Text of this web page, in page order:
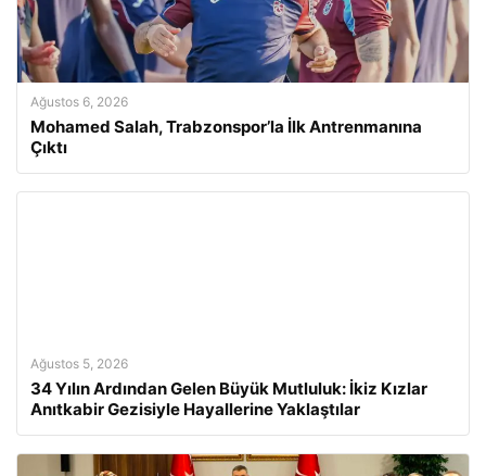
Ağustos 6, 2026
Mohamed Salah, Trabzonspor’la İlk Antrenmanına
Çıktı
Ağustos 5, 2026
34 Yılın Ardından Gelen Büyük Mutluluk: İkiz Kızlar
Anıtkabir Gezisiyle Hayallerine Yaklaştılar